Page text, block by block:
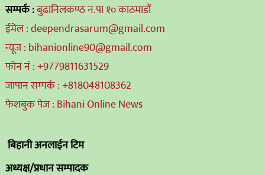
सम्पर्क :बुढानिलकण्ठ न.पा १० काठमाडौं
ईमेल : deependrasarum@gmail.com
न्यूज : bihanionline90@gmail.com
फोन नं : +9779811631529
जापान सम्पर्क : +818048108362
फेशबुक पेज : Bihani Online News
बिहानी अनलाईन टिम
अध्यक्ष/प्रधान सम्पादक